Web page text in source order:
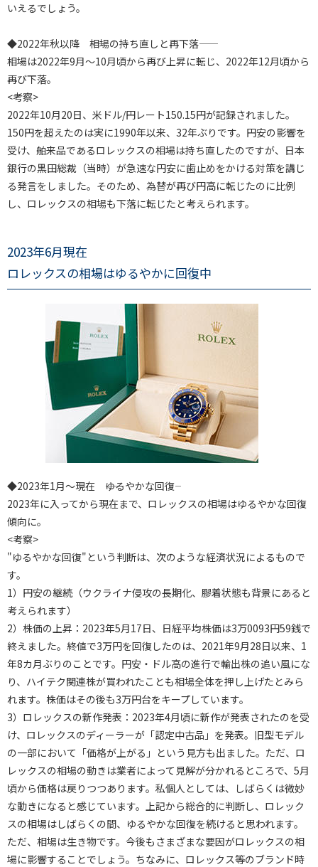
いえるでしょう。
◆2022年秋以降 ――相場の持ち直しと再下落――
相場は2022年9月～10月頃から再び上昇に転じ、2022年12月頃から
再び下落。
<考察>
2022年10月20日、米ドル/円レート150.15円が記録されました。
150円を超えたのは実に1990年以来、32年ぶりです。円安の影響を
受け、舶来品であるロレックスの相場は持ち直したのですが、日本
銀行の黒田総裁（当時）が急速な円安に歯止めをかける対策を講じ
る発言をしました。そのため、為替が再び円高に転じたのに比例
し、ロレックスの相場も下落に転じたと考えられます。
2023年6月現在
ロレックスの相場はゆるやかに回復中
◆2023年1月～現在 ――ゆるやかな回復――
2023年に入ってから現在まで、ロレックスの相場はゆるやかな回復
傾向に。
<考察>
"ゆるやかな回復"という判断は、次のような経済状況によるもので
す。
1）円安の継続（ウクライナ侵攻の長期化、膠着状態も背景にあると
考えられます）
2）株価の上昇：2023年5月17日、日経平均株価は3万0093円59銭で
終えました。終値で3万円を回復したのは、2021年9月28日以来、1
年8カ月ぶりのことです。円安・ドル高の進行で輸出株の追い風にな
り、ハイテク関連株が買われたことも相場全体を押し上げたとみら
れます。株価はその後も3万円台をキープしています。
3）ロレックスの新作発表：2023年4月頃に新作が発表されたのを受
け、ロレックスのディーラーが「認定中古品」を発表。旧型モデル
の一部において「価格が上がる」という見方も出ました。ただ、ロ
レックスの相場の動きは業者によって見解が分かれるところで、5月
頃から価格は戻りつつあります。私個人としては、しばらくは微妙
な動きになると感じています。上記から総合的に判断し、ロレック
スの相場はしばらくの間、ゆるやかな回復を続けると思われます。
ただ、相場は生き物です。今後もさまざまな要因がロレックスの相
場に影響することでしょう。ちなみに、ロレックス等のブランド時